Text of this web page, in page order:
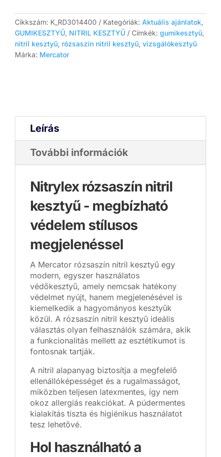
rózsaszín)
púdermentes
nitril
vizsgáló
kesztyű
mennyiség
Cikkszám: K_RD3014400 Kategóriák: Aktuális ajánlatok,
GUMIKESZTYŰ, NITRIL KESZTYŰ Címkék: gumikesztyű,
nitril kesztyű, rózsaszín nitril kesztyű, vizsgálókesztyű
Márka: Mercator
Leírás
További információk
Nitrylex rózsaszín nitril
kesztyű - megbízható
védelem stílusos
megjelenéssel
A Mercator rózsaszín nitril kesztyű egy
modern, egyszer használatos
védőkesztyű, amely nemcsak hatékony
védelmet nyújt, hanem megjelenésével is
kiemelkedik a hagyományos kesztyűk
közül. A rózsaszín nitril kesztyű ideális
választás olyan felhasználók számára, akik
a funkcionalitás mellett az esztétikumot is
fontosnak tartják.
A nitril alapanyag biztosítja a megfelelő
ellenállóképességet és a rugalmasságot,
miközben teljesen latexmentes, így nem
okoz allergiás reakciókat. A púdermentes
kialakítás tiszta és higiénikus használatot
tesz lehetővé.
Hol használható a